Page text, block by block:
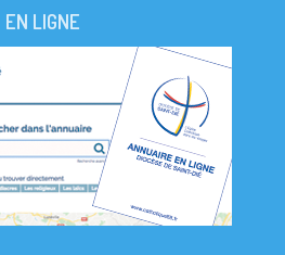
EN LIGNE